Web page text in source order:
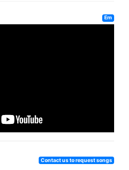
Em
Contact us to request songs